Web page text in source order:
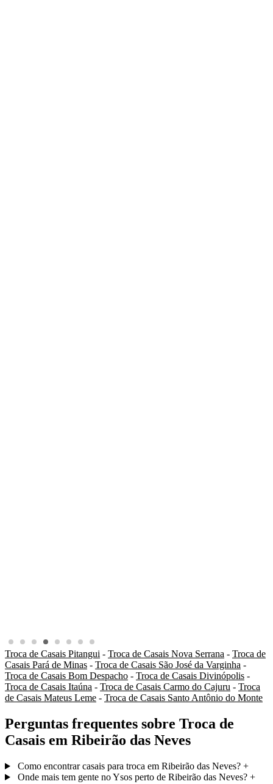
Troca de Casais Pitangui - Troca de Casais Nova Serrana - Troca de
Casais Pará de Minas - Troca de Casais São José da Varginha -
Troca de Casais Bom Despacho - Troca de Casais Divinópolis -
Troca de Casais Itaúna - Troca de Casais Carmo do Cajuru - Troca
de Casais Mateus Leme - Troca de Casais Santo Antônio do Monte
Perguntas frequentes sobre Troca de
Casais em Ribeirão das Neves
Como encontrar casais para troca em Ribeirão das Neves? +
Onde mais tem gente no Ysos perto de Ribeirão das Neves? +